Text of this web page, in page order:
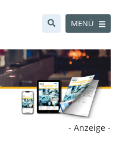
MENÜ
- Anzeige -